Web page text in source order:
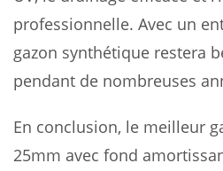
professionnelle. Avec un
gazon synthétique restera
pendant de nombreuses
En conclusion, le meilleur
25mm avec fond